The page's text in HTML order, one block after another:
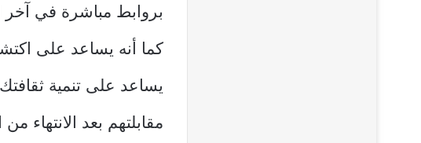
بروابط مباشرة في آخر
كما أنه يساعد على
يساعد على تنمية
مقابلتهم بعد الانتهاء